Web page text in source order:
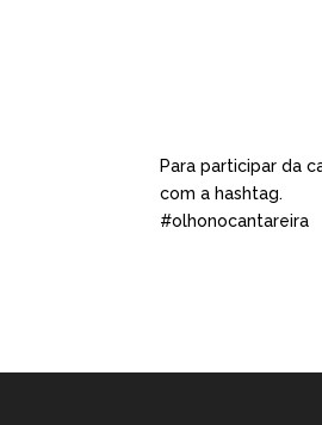
Para participar da
com a hashtag.
#olhonocantareira